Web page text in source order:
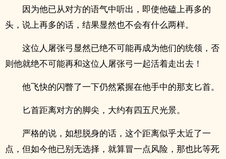
因为他已从对方的语气中听出，即使他磕上再多的
头，说上再多的话，结果显然也不会有什么两样。
这位人屠张弓显然已绝不可能再成为他们的统领，否
则他就绝不可能再和这位人屠张弓一起活着走出去！
他飞快的闪瞥了一下仍然紧握在他手中的那支匕首。
匕首距离对方的脚尖，大约有四五尺光景。
严格的说，如想脱身的话，这个距离似乎太近了一
点，但如今他已别无选择，就算冒一点风险，那也比等死